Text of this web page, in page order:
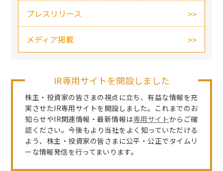
プレスリリース
メディア掲載
IR専用サイトを開設しました
株主・投資家の皆さまの視点に立ち、有益な情報を充
実させたIR専用サイトを開設しました。これまでのお
知らせやIR関連情報・最新情報は専用サイトからご確
認ください。今後もより当社をよく知っていただける
よう、株主・投資家の皆さまに公平・公正でタイムリ
ーな情報発信を行ってまいります。